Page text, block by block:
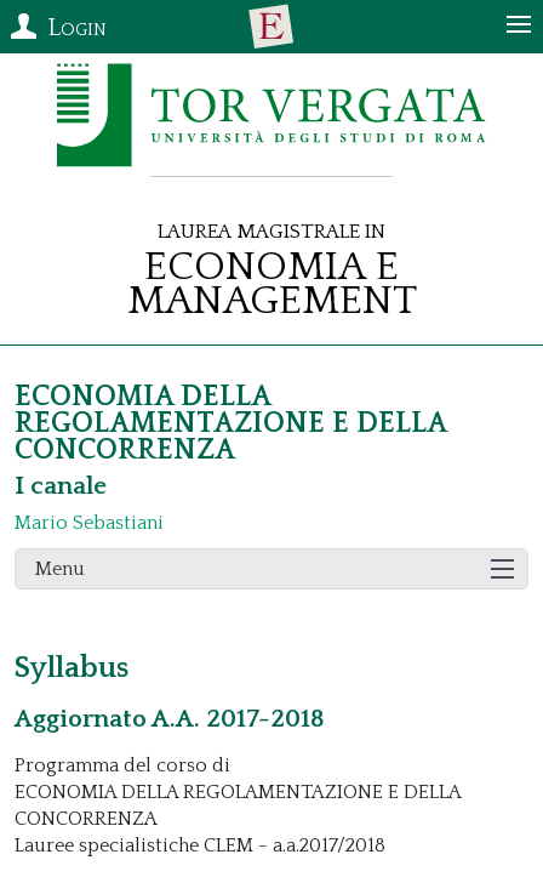
Login
Laurea Magistrale in
Economia e
Management
ECONOMIA DELLA
REGOLAMENTAZIONE E DELLA
CONCORRENZA
I canale
Mario Sebastiani
Menu
Syllabus
Aggiornato A.A. 2017-2018
Programma del corso di
ECONOMIA DELLA REGOLAMENTAZIONE E DELLA
CONCORRENZA
Lauree specialistiche CLEM - a.a.2017/2018